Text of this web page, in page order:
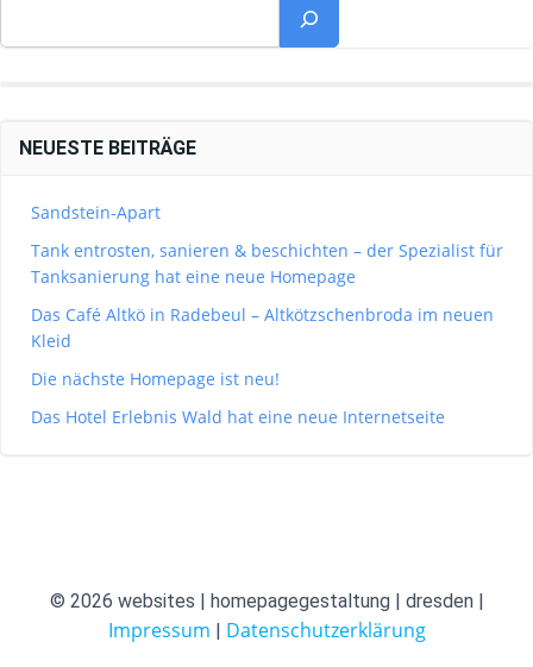
NEUESTE BEITRÄGE
Sandstein-Apart
Tank entrosten, sanieren & beschichten – der Spezialist für
Tanksanierung hat eine neue Homepage
Das Café Altkö in Radebeul – Altkötzschenbroda im neuen
Kleid
Die nächste Homepage ist neu!
Das Hotel Erlebnis Wald hat eine neue Internetseite
© 2026 websites | homepagegestaltung | dresden |
Impressum | Datenschutzerklärung